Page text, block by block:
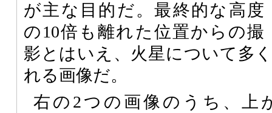
が主な目的だ。最終的な高度
の10倍も離れた位置からの撮
影とはいえ、火星について多
れる画像だ。
右の2つの画像のうち、上